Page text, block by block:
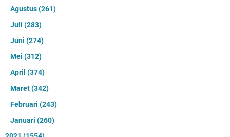
Agustus(261)
Juli (283)
Juni (274)
Mei (312)
April (374)
Maret(342)
Februari (243)
Januari (260)